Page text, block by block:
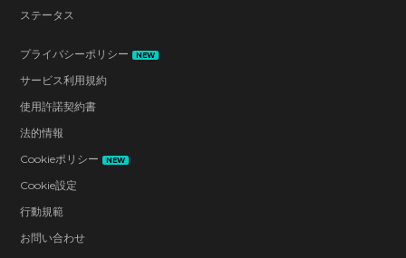
ステータス
プライバシーポリシー NEW
サービス利用規約
使用許諾契約書
法的情報
Cookieポリシー
NEW
Cookie設定
行動規範
お問い合わせ